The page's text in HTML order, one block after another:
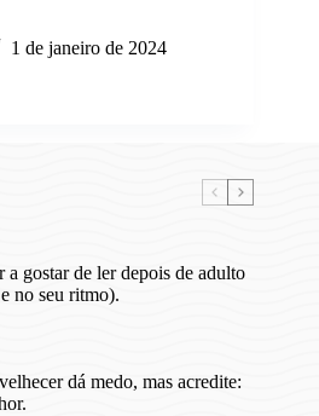
1 de janeiro de 2024
a gostar de ler depois de adulto
no seu ritmo).
dá medo, mas acredite: